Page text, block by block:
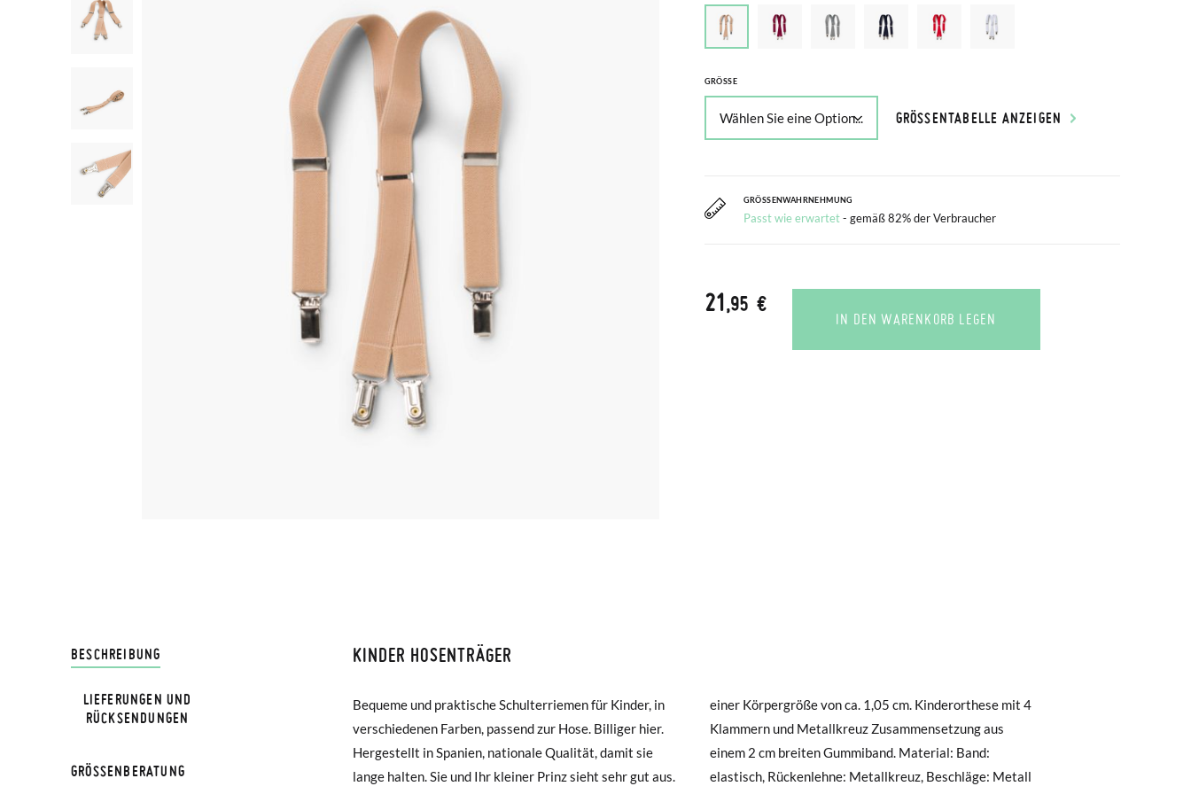
GRÖSSE
GRÖSSENTABELLE ANZEIGEN
GRÖSSENWAHRNEHMUNG
Passt wie erwartet - gemäß 82% der Verbraucher
21,95 €
IN DEN WARENKORB LEGEN
BESCHREIBUNG KINDER HOSENTRÄGER
Bequeme und praktische Schulterriemen für Kinder, in
verschiedenen Farben, passend zur Hose. Billiger hier.
Hergestellt in Spanien, nationale Qualität, damit sie
lange halten. Sie und Ihr kleiner Prinz sieht sehr gut aus.
einer Körpergröße von ca. 1,05 cm. Kinderorthese mit 4
Klammern und Metallkreuz Zusammensetzung aus
einem 2 cm breiten Gummiband. Material: Band:
elastisch, Rückenlehne: Metallkreuz, Beschläge: Metall
LIEFERUNGEN UND
RÜCKSENDUNGEN
LIVRAISON ET RETOURS
Bei Pisamonas ist die Lieferung ab 40 € kostenlos. Für Bestellungen unter 40 € kostet der Standardversand 4,95 €; die
Lieferung per Kurier dauert 4 bis 6 Werktage. Bitte beachten Sie, dass die Bestellung vor 15:00 Uhr aufgegeben
werden muss, da sie andernfalls erst am darauffolgenden Tag zugestellt wird.
GRÖSSENBERATUNG